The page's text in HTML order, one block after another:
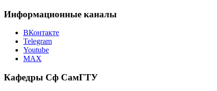
Информационные каналы
ВКонтакте
Telegram
Youtube
MAX
Кафедры Сф СамГТУ